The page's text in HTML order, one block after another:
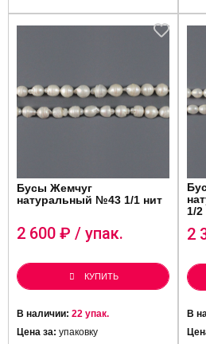
Бусы Жемчуг
натуральный №43 1/1 нит
2 600 ₽ / упак.
КУПИТЬ
В наличии: 22 упак.
Цена за: упаковку
1/2
2
В